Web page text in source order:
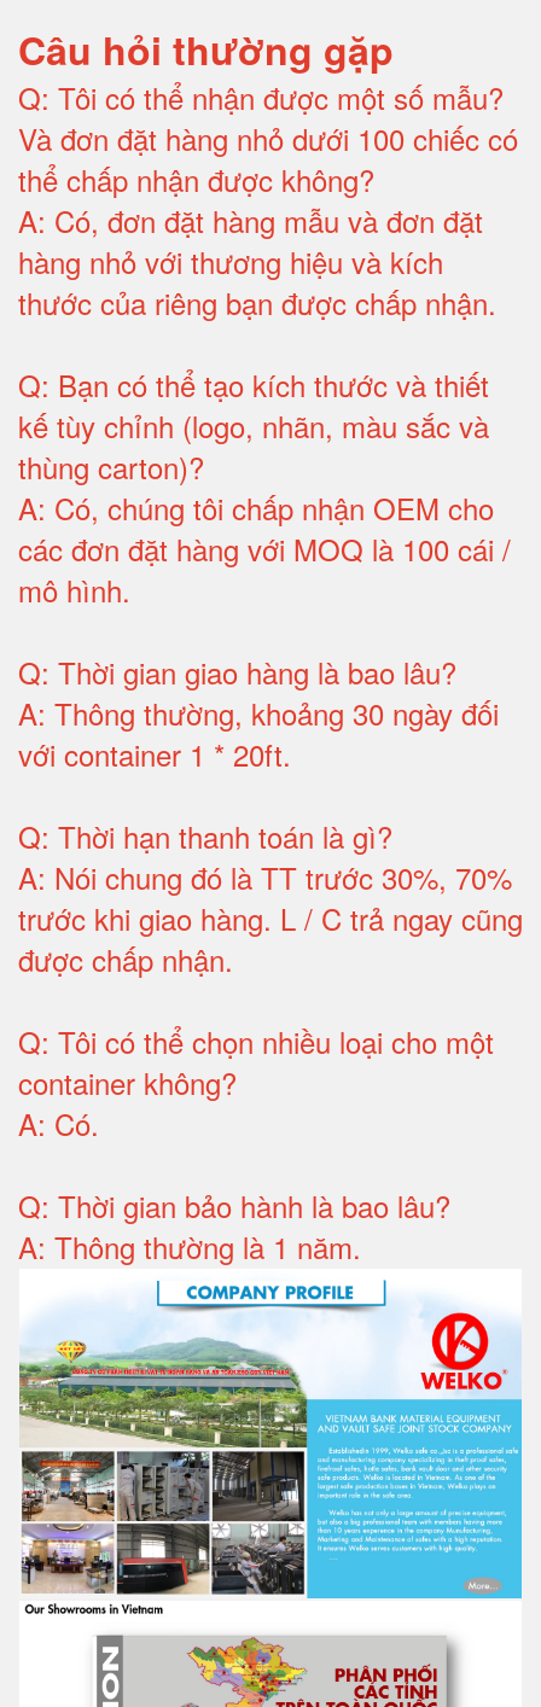
Câu hỏi thường gặp
Q: Tôi có thể nhận được một số mẫu?
Và đơn đặt hàng nhỏ dưới 100 chiếc có
thể chấp nhận được không?
A: Có, đơn đặt hàng mẫu và đơn đặt
hàng nhỏ với thương hiệu và kích
thước của riêng bạn được chấp nhận.
Q: Bạn có thể tạo kích thước và thiết
kế tùy chỉnh (logo, nhãn, màu sắc và
thùng carton)?
A: Có, chúng tôi chấp nhận OEM cho
các đơn đặt hàng với MOQ là 100 cái /
mô hình.
Q: Thời gian giao hàng là bao lâu?
A: Thông thường, khoảng 30 ngày đối
với container 1 * 20ft.
Q: Thời hạn thanh toán là gì?
A: Nói chung đó là TT trước 30%, 70%
trước khi giao hàng. L / C trả ngay cũng
được chấp nhận.
Q: Tôi có thể chọn nhiều loại cho một
container không?
A: Có.
Q: Thời gian bảo hành là bao lâu?
A: Thông thường là 1 năm.